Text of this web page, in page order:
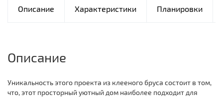
Описание Характеристики Планировки
Описание
Уникальность этого проекта из клееного бруса состоит в том,
что, этот просторный уютный дом наиболее подходит для